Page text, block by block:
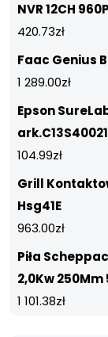
NVR 12CH
420.73zł
Faac Genius
1 289.00zł
Epson
104.99zł
Grill
Hsg41E
963.00zł
Piła
2,0Kw 250Mm
1 101.38zł